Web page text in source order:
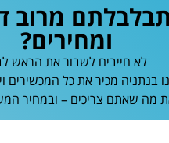
מרוב
ומחירים?
לא חייבים לשבור את הראש
בנתניה מכיר את כל המכשירים
מה שאתם צריכים – ובמחיר